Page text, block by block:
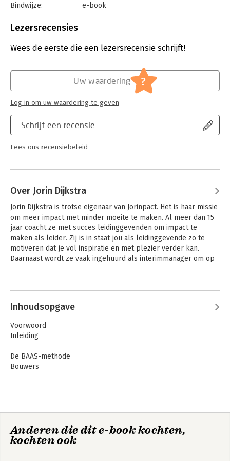
Bindwijze:
e-book
Bestandsformaat:
Druk:
1
Algemeen management
Lezersrecensies
Wees de eerste die een lezersrecensie schrijft!
Schrijf een recensie
Lees ons recensiebeleid
Uw waardering ?
Log in om uw waardering te geven
Over Jorin Dijkstra
Jorin Dijkstra is trotse eigenaar van Jorinpact. Het is haar missie
om meer impact met minder moeite te maken. Al meer dan 15
jaar coacht ze met succes leidinggevenden om impact te
maken als leider. Zij is in staat jou als leidinggevende zo te
motiveren dat je vol inspiratie en met plezier verder kan.
Daarnaast wordt ze vaak ingehuurd als interimmanager om op
Andere boeken door Jorin Dijkstra
verzuimt
Inhoudsopgave
Voorwoord
Inleiding
De BAAS-methode
Bouwers
Over de auteur
Nawoord
Anderen die dit e-book kochten,
kochten ook